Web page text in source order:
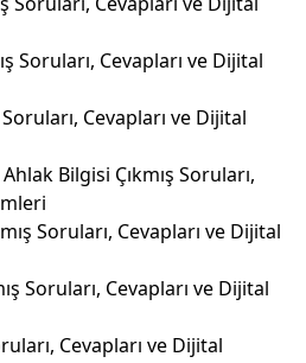
Soruları, Cevapları ve Dijital
Cevapları ve Dijital
Bilgisi Çıkmış Soruları,
Soruları, Cevapları ve Dijital
Soruları, Cevapları ve Dijital
Cevapları ve Dijital